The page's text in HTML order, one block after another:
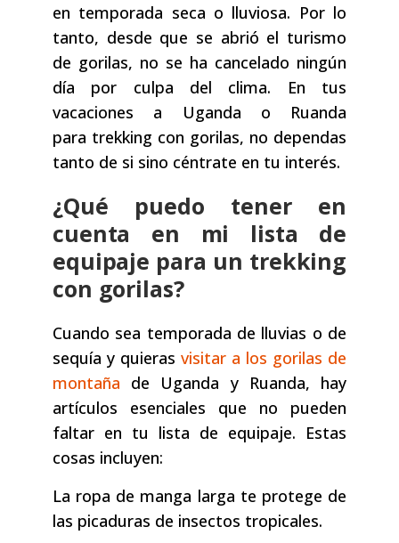
en temporada seca o lluviosa. Por lo
tanto, desde que se abrió el turismo
de gorilas, no se ha cancelado ningún
día por culpa del clima. En tus
vacaciones a Uganda o Ruanda
para trekking con gorilas, no dependas
tanto de si sino céntrate en tu interés.
¿Qué puedo tener en
cuenta en mi lista de
equipaje para un trekking
con gorilas?
Cuando sea temporada de lluvias o de
sequía y quieras visitar a los gorilas de
montaña de Uganda y Ruanda, hay
artículos esenciales que no pueden
faltar en tu lista de equipaje. Estas
cosas incluyen:
La ropa de manga larga te protege de
las picaduras de insectos tropicales.